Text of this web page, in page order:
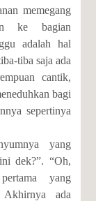
memegang
ke bagian
adalah hal
tiba saja ada
cantik,
bagi
sepertinya
yang
dek?”. “Oh,
yang
Akhirnya ada